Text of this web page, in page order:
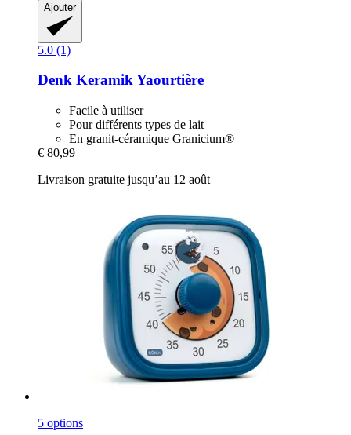
Ajouter
5.0 (1)
Denk KeramikYaourtière
Facile à utiliser
Pour différents types de lait
En granit-céramique Granicium®
€ 80,99
Livraison gratuite jusqu’au 12 août
5 options